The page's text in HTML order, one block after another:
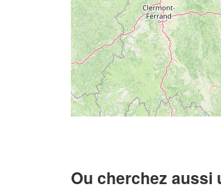
Ou cherchez